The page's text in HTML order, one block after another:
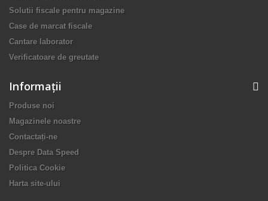
Solutii fiscale pentru magazine
Case de marcat fiscale
Cantare laborator
Verificatoare de greutate
Informaţii
Produse noi
Magazinele noastre
Contactați-ne
Despre Data Speed
Politica Cookie
Harta site-ului